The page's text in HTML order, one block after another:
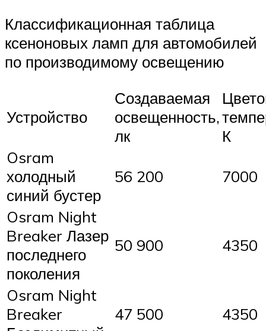
Классификационная таблица
ксеноновых ламп для автомобилей
по производимому освещению
Устройство
Создаваемая
освещенность,
лк
К
Osram
холодный
синий бустер
56 200 7000
Osram Night
Breaker Лазер
последнего
поколения
50 900 4350
Osram Night
Breaker
47 500 4350